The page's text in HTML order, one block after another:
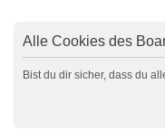
Alle Cookies des
Bist du dir sicher, dass du